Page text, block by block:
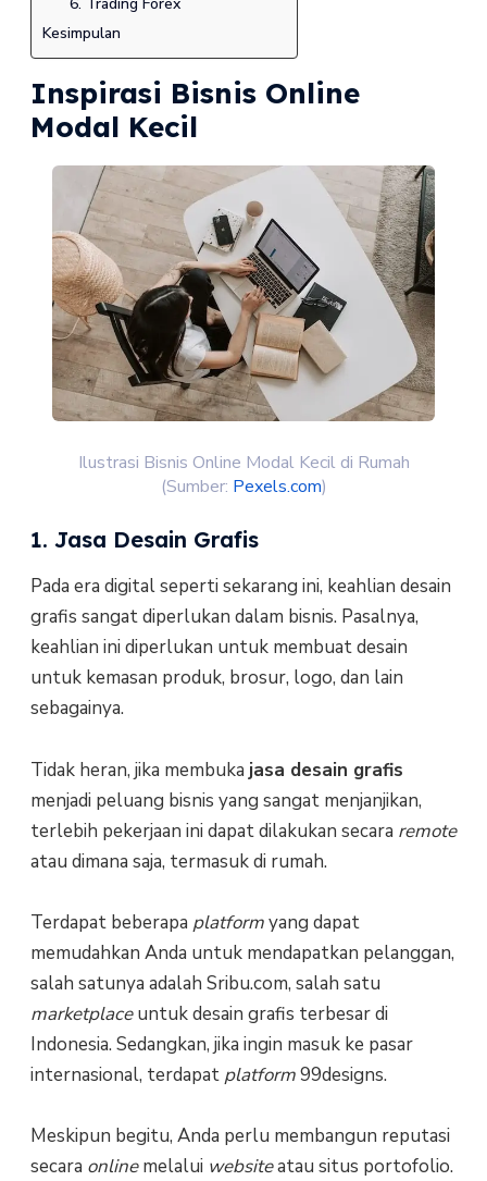
Kesimpulan
Inspirasi Bisnis Online
Modal Kecil
Ilustrasi Bisnis Online Modal Kecil di Rumah
(Sumber: Pexels.com)
1. Jasa Desain Grafis
Pada era digital seperti sekarang ini, keahlian desain
grafis sangat diperlukan dalam bisnis. Pasalnya,
keahlian ini diperlukan untuk membuat desain
untuk kemasan produk, brosur, logo, dan lain
sebagainya.
Tidak heran, jika membuka jasa desain grafis
menjadi peluang bisnis yang sangat menjanjikan,
terlebih pekerjaan ini dapat dilakukan secara remote
atau dimana saja, termasuk di rumah.
Terdapat beberapa platformyang dapat
memudahkan Anda untuk mendapatkan pelanggan,
salah satunya adalah Sribu.com, salah satu
marketplaceuntuk desain grafis terbesar di
Indonesia. Sedangkan, jika ingin masuk ke pasar
internasional, terdapat platform99designs.
Meskipun begitu, Anda perlu membangun reputasi
secara onlinemelalui websiteatau situs portofolio.